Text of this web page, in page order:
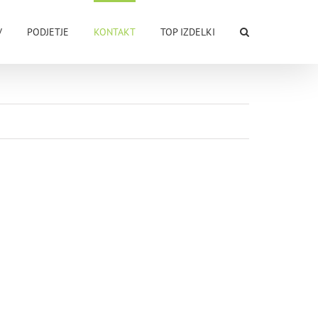
PODJETJE KONTAKT TOP IZDELKI